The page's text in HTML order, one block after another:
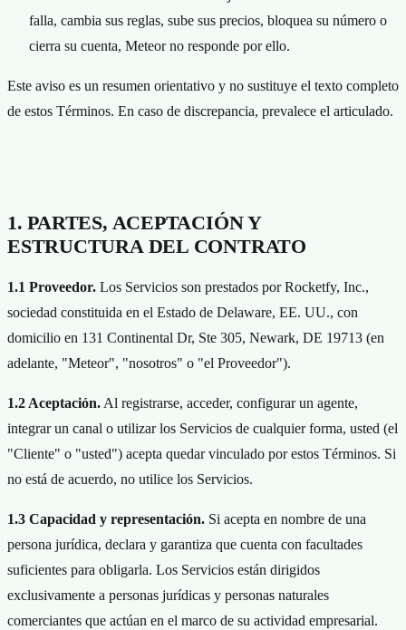
falla, cambia sus reglas, sube sus precios, bloquea su número o
cierra su cuenta, Meteor no responde por ello.
Este aviso es un resumen orientativo y no sustituye el texto completo
de estos Términos. En caso de discrepancia, prevalece el articulado.
1. PARTES, ACEPTACIÓN Y
ESTRUCTURA DEL CONTRATO
1.1 Proveedor. Los Servicios son prestados por Rocketfy, Inc.,
sociedad constituida en el Estado de Delaware, EE. UU., con
domicilio en 131 Continental Dr, Ste 305, Newark, DE 19713 (en
adelante, "Meteor", "nosotros" o "el Proveedor").
1.2 Aceptación. Al registrarse, acceder, configurar un agente,
integrar un canal o utilizar los Servicios de cualquier forma, usted (el
"Cliente" o "usted") acepta quedar vinculado por estos Términos. Si
no está de acuerdo, no utilice los Servicios.
1.3 Capacidad y representación. Si acepta en nombre de una
persona jurídica, declara y garantiza que cuenta con facultades
suficientes para obligarla. Los Servicios están dirigidos
exclusivamente a personas jurídicas y personas naturales
comerciantes que actúan en el marco de su actividad empresarial.